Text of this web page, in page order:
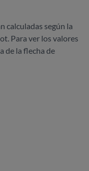
calculadas según la
Para ver los valores
de la flecha de